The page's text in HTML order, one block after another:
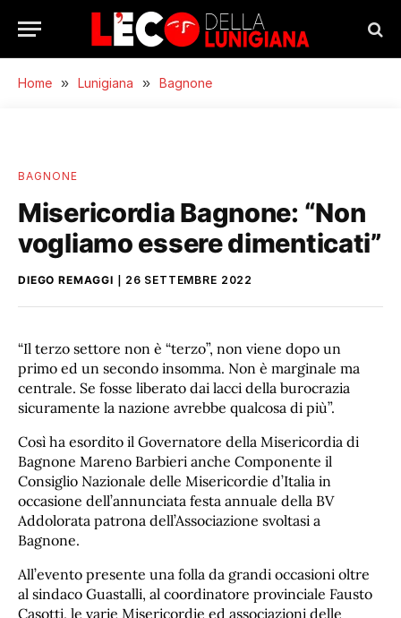
Home » Lunigiana » Bagnone
BAGNONE
Misericordia Bagnone: “Non
vogliamo essere dimenticati”
DIEGO REMAGGI 26 SETTEMBRE 2022
“Il terzo settore non è “terzo”, non viene dopo un
primo ed un secondo insomma. Non è marginale ma
centrale. Se fosse liberato dai lacci della burocrazia
sicuramente la nazione avrebbe qualcosa di più”.
Così ha esordito il Governatore della Misericordia di
Bagnone Mareno Barbieri anche Componente il
Consiglio Nazionale delle Misericordie d’Italia in
occasione dell’annunciata festa annuale della BV
Addolorata patrona dell’Associazione svoltasi a
Bagnone.
All’evento presente una folla da grandi occasioni oltre
al sindaco Guastalli, al coordinatore provinciale Fausto
Casotti, le varie Misericordie ed associazioni delle